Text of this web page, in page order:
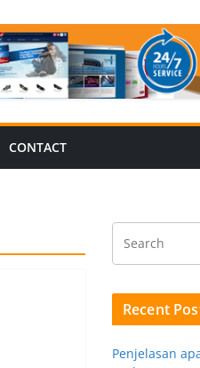
CONTACT
Recent
Penjelasan